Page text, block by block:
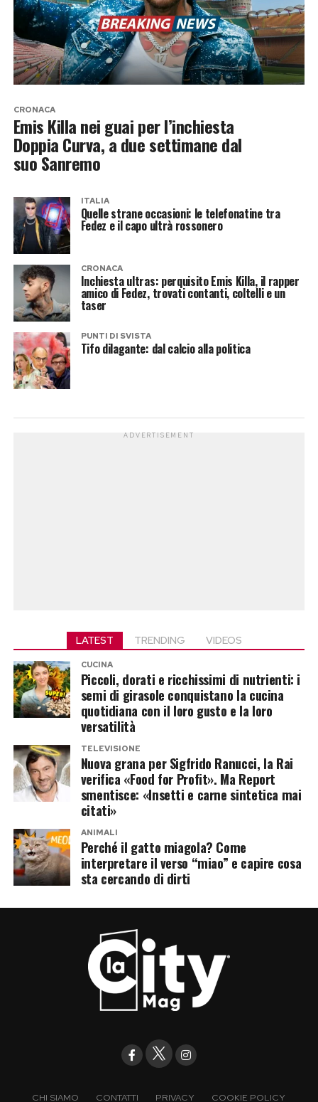
CRONACA
Emis Killa nei guai per l’inchiesta
Doppia Curva, a due settimane dal
suo Sanremo
ITALIA
Quelle strane occasioni: le telefonatine tra
Fedez e il capo ultrà rossonero
CRONACA
Inchiesta ultras: perquisito Emis Killa, il rapper
amico di Fedez, trovati contanti, coltelli e un
taser
PUNTI DI SVISTA
Tifo dilagante: dal calcio alla politica
ADVERTISEMENT
LATEST TRENDING VIDEOS
CUCINA
Piccoli, dorati e ricchissimi di nutrienti: i
semi di girasole conquistano la cucina
quotidiana con il loro gusto e la loro
versatilità
TELEVISIONE
Nuova grana per Sigfrido Ranucci, la Rai
verifica «Food for Profit». Ma Report
smentisce: «Insetti e carne sintetica mai
citati»
ANIMALI
Perché il gatto miagola? Come
interpretare il verso “miao” e capire cosa
sta cercando di dirti
CHI SIAMO CONTATTI PRIVACY COOKIE POLICY